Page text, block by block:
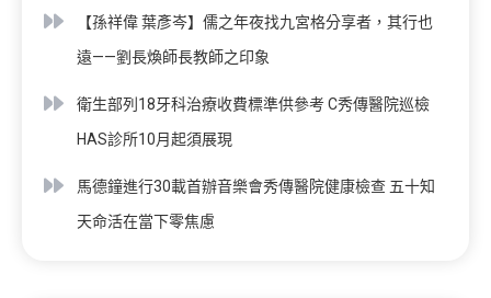
【孫祥偉 葉彥岑】儒之年夜找九宮格分享者，其行也
遠——劉長煥師長教師之印象
衛生部列18牙科治療收費標準供參考 C秀傳醫院巡檢
HAS診所10月起須展現
馬德鐘進行30載首辦音樂會秀傳醫院健康檢查 五十知
天命活在當下零焦慮